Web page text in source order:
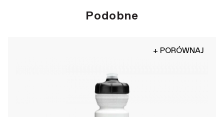
Podobne
+ PORÓWNAJ